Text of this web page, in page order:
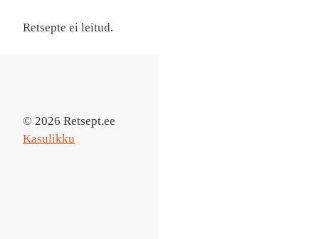
Retsepte ei leitud.
© 2026 Retsept.ee
Kasulikku